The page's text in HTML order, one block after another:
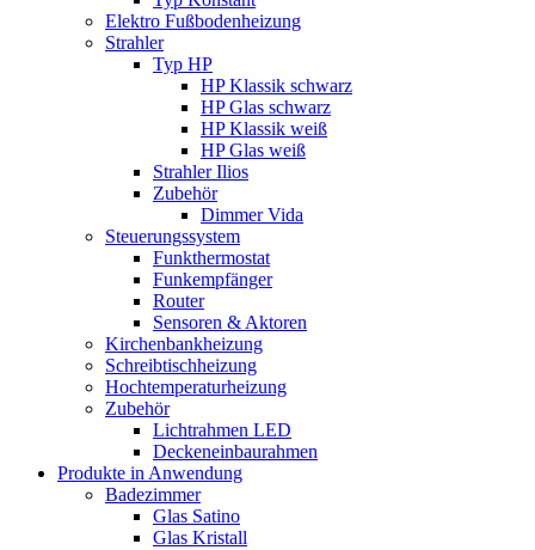
Elektro Fußbodenheizung
Strahler
Typ HP
HP Klassik schwarz
HP Glas schwarz
HP Klassik weiß
HP Glas weiß
Strahler Ilios
Zubehör
Dimmer Vida
Steuerungssystem
Funkthermostat
Funkempfänger
Router
Sensoren & Aktoren
Kirchenbankheizung
Schreibtischheizung
Hochtemperaturheizung
Zubehör
Lichtrahmen LED
Deckeneinbaurahmen
Produkte in Anwendung
Badezimmer
Glas Satino
Glas Kristall